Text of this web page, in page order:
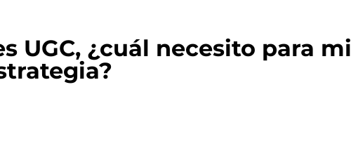
UGC, ¿cuál necesito para mi